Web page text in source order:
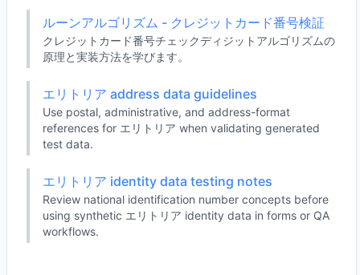
ルーンアルゴリズム - クレジットカード番号検証
クレジットカード番号チェックディジットアルゴリズムの
原理と実装方法を学びます。
エリトリア address data guidelines
Use postal, administrative, and address-format
references for エリトリア when validating generated
test data.
エリトリア identity data testing notes
Review national identification number concepts before
using synthetic エリトリア identity data in forms or QA
workflows.